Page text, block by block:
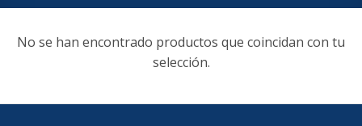
No se han encontrado productos que coincidan con tu
selección.